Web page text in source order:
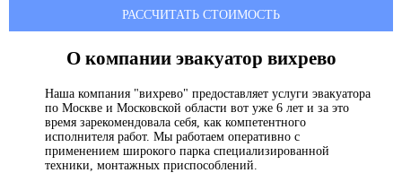
РАССЧИТАТЬ СТОИМОСТЬ
О компании эвакуатор вихрево
Наша компания "вихрево" предоставляет услуги эвакуатора
по Москве и Московской области вот уже 6 лет и за это
время зарекомендовала себя, как компетентного
исполнителя работ. Мы работаем оперативно с
применением широкого парка специализированной
техники, монтажных приспособлений.